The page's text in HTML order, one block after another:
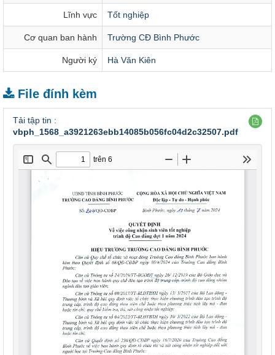
Lĩnh vực Tốt nghiệp
Cơ quan ban hành Trường CĐ Bình Phước
Người ký Hà Văn Kiên
File đính kèm
Tải tập tin :
vbph_1568_a3921263ebb14085b056fc04d2c32507.pdf